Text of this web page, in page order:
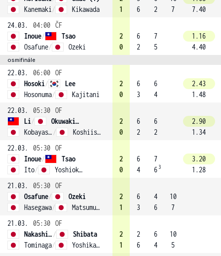
Kanemaki / Kikawada
1
6
2
7
7.40
24.03.
04:00 ČF
Inoue/
Tsao
Osafune/ Ozeki
2
0
6
2
7
5
1.16
4.40
osmifinále
22.03. 06:00 OF
Hosoki/
Lee
Hosonuma/ Kajitani
2
0
6
3
6
4
2.43
1.48
22.03.
05:30 OF
Li/
Okuwaki (3)
Kobayashi / Koshiishi
2
0
6
2
6
2
2.90
1.34
22.03.
05:30 OF
Inoue/
Tsao
Ito/ Yoshioka (4)
2
0
6
4
7
6 3
3.20
1.28
21.03.
05:30 OF
Osafune/
Ozeki
Hasegawa/ Matsumura
2
1
6
3
4
6
10
7
21.03.
05:30 OF
Nakashima /
Shibata
Tominaga/ Yoshikawa
2
1
2
6
6
4
10
5